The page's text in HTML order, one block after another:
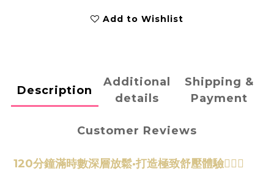
Add to Wishlist
Description
Additional
details
Shipping &
Payment
Customer Reviews
120分鐘滿時數深層放鬆·打造極致舒壓體驗💆🏻‍♀️